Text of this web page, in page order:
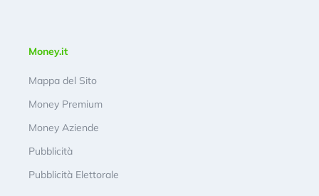
Money.it
Mappa del Sito
Money Premium
Money Aziende
Pubblicità
Pubblicità Elettorale